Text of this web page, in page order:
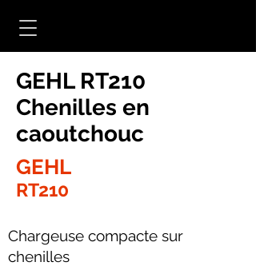
GEHL RT210
Chenilles en
caoutchouc
GEHL
RT210
Chargeuse compacte sur
chenilles